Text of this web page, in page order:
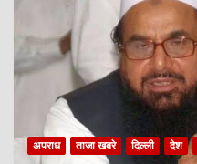
अपराध ताजा खबरे दिल्ली देश